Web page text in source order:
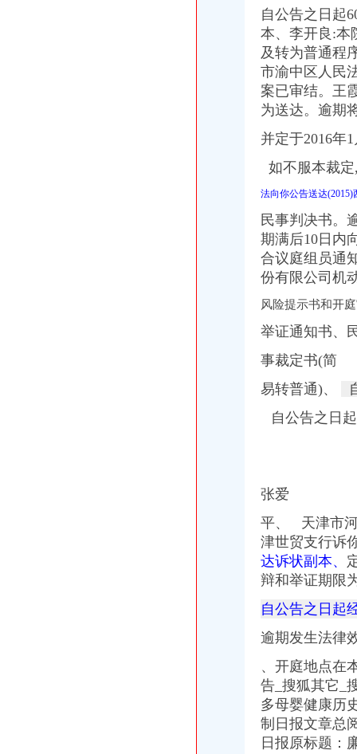
重庆百货（）_公司公告_重庆百货大楼股份有限公司关于预计
杜邦制冷_德国谷轮_德国比泽尔-重庆市渝中区长江制冷设备经营部-
网上签订合同,被骗预付款我公司在2016年04月和一个代理公司签订
重庆环保产品标志认证|重庆有机认证|重庆普道企业管理咨询有限公司
【渝中机用锯条价格】渝中机用锯条报价/渝中机用锯条哪里买/哪里卖
重庆蓝鼎影视媒有限公司,主营：影视制作的策划；承办经批准的文
重庆渝中区泰国乳胶枕头教大家如何买到正宗的泰国乳胶枕头_第1页_
自公告之日起
本、李开良:本
及转为普通程
市渝中区人民
案已审结。王
为送达。逾期
并定于2016年
如不服本裁
法向你公告送达(2015)
民事判决书。
期满后10日内
合议庭组员通
份有限公司机
风险提示书和开
举证通知书、
事裁定书(简
易转普通)、
自公告之日
张爱
平、 天津市河
津世贸支行诉
达诉状副本、
辩和举证期限
自公告之日起
逾期发生法律
、开庭地点在
告_搜狐其它_
多母婴健康历
制日报文章总
日报原标题：